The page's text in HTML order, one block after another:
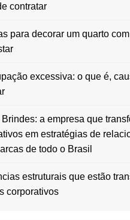
contratar
para decorar um quarto
excessiva: o que é,
Brindes: a empresa que
em estratégias de
de todo o Brasil
estruturais que estão
corporativos